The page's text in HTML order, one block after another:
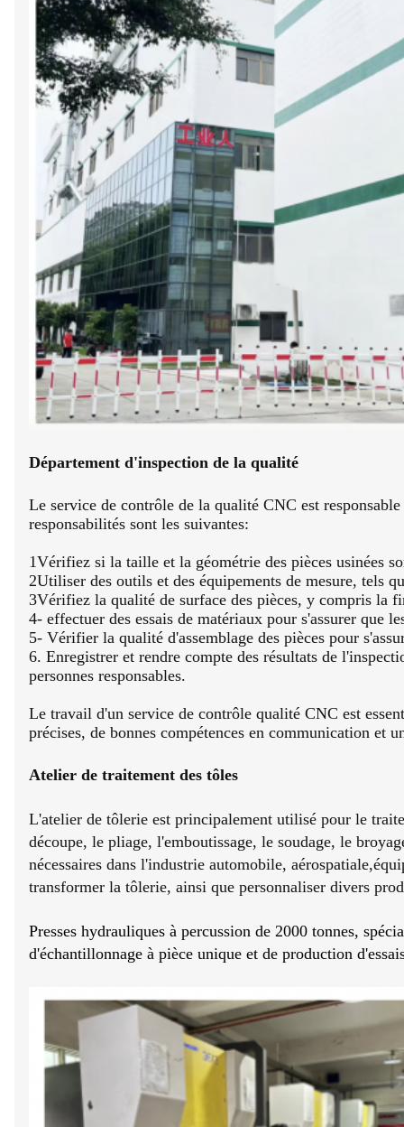
Département d'inspection de la qualité
Le service de contrôle de la qualité CNC est
responsabilités sont les suivantes:
1Vérifiez si la taille et la géométrie des pièces usinées
2Utiliser des outils et des équipements de mesure, tels
3Vérifiez la qualité de surface des pièces, y compris la
4- effectuer des essais de matériaux pour s'assurer que
5- Vérifier la qualité d'assemblage des pièces pour
6. Enregistrer et rendre compte des résultats de
personnes responsables.
Le travail d'un service de contrôle qualité CNC est
précises, de bonnes compétences en communication et
Atelier de traitement des tôles
L'atelier de tôlerie est principalement utilisé pour le
découpe, le pliage, l'emboutissage, le soudage, le
nécessaires dans l'industrie automobile,
transformer la tôlerie, ainsi que personnaliser divers
Presses hydrauliques à percussion de 2000 tonnes,
d'échantillonnage à pièce unique et de production